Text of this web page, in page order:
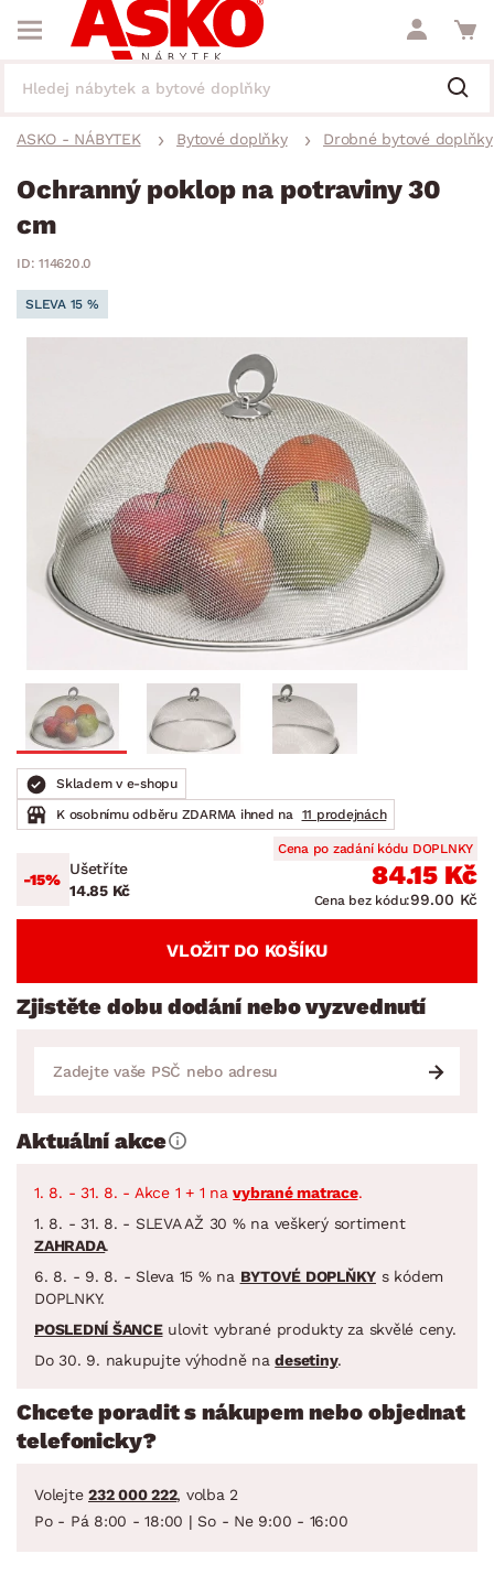
ASKO - NÁBYTEK Bytové doplňky Drobné bytové doplňky
Ochranný poklop na potraviny 30
cm
ID: 114620.0
SLEVA 15 %
Skladem v e-shopu
K osobnímu odběru ZDARMA ihned na
11 prodejnách
-15%
Ušetříte
14.85 Kč
Cena po zadání kódu DOPLNKY
84.15 Kč
Cena bez kódu:99.00 Kč
VLOŽIT DO KOŠÍKU
Zjistěte dobu dodání nebo vyzvednutí
Aktuální akce
1. 8. - 31. 8. - Akce 1 + 1 navybrané matrace.
1. 8. - 31. 8. - SLEVA AŽ 30 % na veškerý sortiment
ZAHRADA.
6. 8. - 9. 8. - Sleva 15 % na BYTOVÉ DOPLŇKY s kódem
DOPLNKY.
POSLEDNÍ ŠANCEulovit vybrané produkty za skvělé ceny.
Do 30. 9. nakupujte výhodně nadesetiny.
Chcete poradit s nákupem nebo objednat
telefonicky?
Volejte 232 000 222, volba 2
Po - Pá 8:00 - 18:00 | So - Ne 9:00 - 16:00